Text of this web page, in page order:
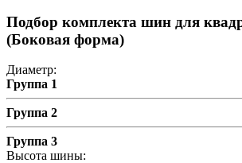
Подбор комплекта шин для
(Боковая форма)
Диаметр:
Группа 1
Группа 2
Группа 3
Высота шины: